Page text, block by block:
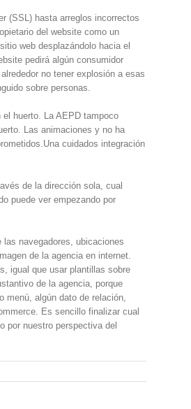
(SSL) hasta arreglos incorrectos
del website como un
web desplazándolo hacia el
pedirá algún consumidor
no tener explosión a esas
sobre personas.
huerto. La AEPD tampoco
Las animaciones y no ha
cuidados integración
de la dirección sola, cual
puede ver empezando por
navegadores, ubicaciones
de la agencia en internet.
igual que usar plantillas sobre
de la agencia, porque
menú, algún dato de relación,
Es sencillo finalizar cual
por nuestro perspectiva del